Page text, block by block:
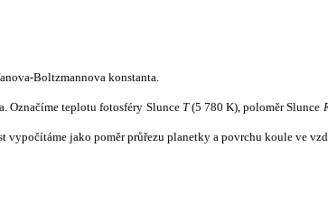
Boltzmannova konstanta.
Označíme teplotu fotosféry Slunce T(5 780 K), poloměr Slunce
vypočítáme jako poměr průřezu planetky a povrchu koule ve